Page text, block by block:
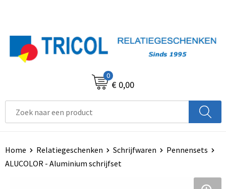
0
€ 0,00
Home Relatiegeschenken Schrijfwaren
Pennensets
ALUCOLOR - Aluminium schrijfset